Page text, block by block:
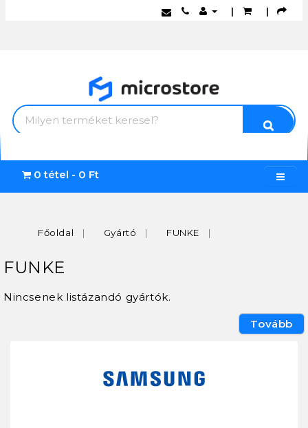
| |
0 tétel - 0 Ft
Főoldal Gyártó FUNKE
FUNKE
Nincsenek listázandó gyártók.
Tovább